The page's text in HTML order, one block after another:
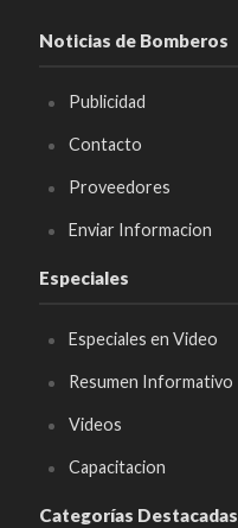
Noticias de Bomberos
Publicidad
Contacto
Proveedores
Enviar Informacion
Especiales
Especiales en Video
Resumen Informativo
Videos
Capacitacion
Categorías Destacadas